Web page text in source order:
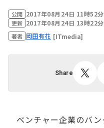
公開 2017年08月24日 11時52分
更新 2017年08月24日 13時22分
著者 岡田有花 [ITmedia]
Share
ベンチャー企業のバン